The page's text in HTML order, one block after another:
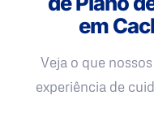
em
Veja o que
experiência de